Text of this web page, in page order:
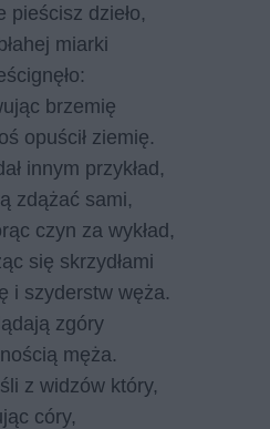
pieścisz dzieło,
miarki
brzemię
opuścił ziemię.
innym przykład,
zdążać sami,
czyn za wykład,
się skrzydłami
i szyderstw węża.
zgóry
męża.
z widzów który,
córy,